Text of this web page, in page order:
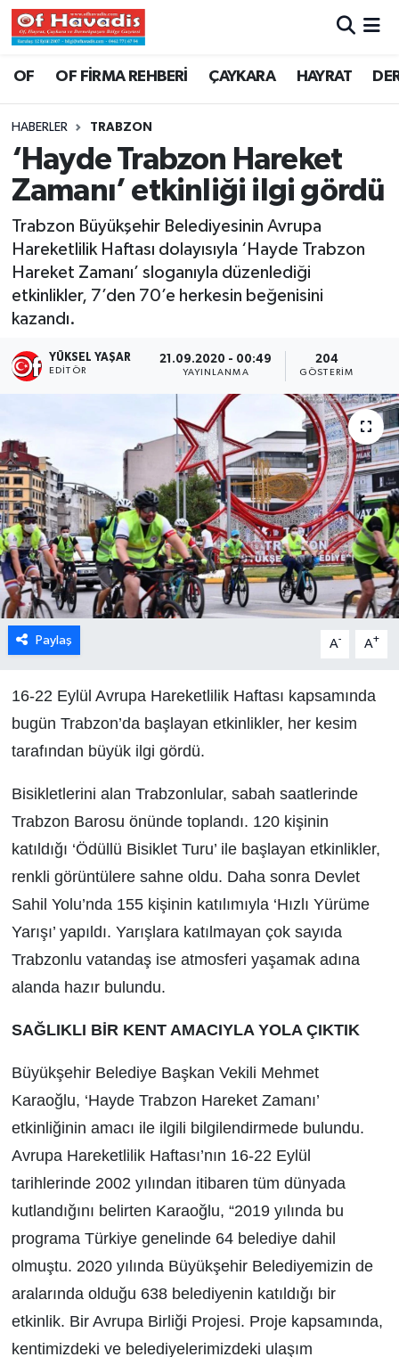
OF OF FİRMA REHBERİ ÇAYKARA HAYRAT
HABERLER TRABZON
‘Hayde Trabzon Hareket
Zamanı’ etkinliği ilgi gördü
Trabzon Büyükşehir Belediyesinin Avrupa
Hareketlilik Haftası dolayısıyla ‘Hayde Trabzon
Hareket Zamanı’ sloganıyla düzenlediği
etkinlikler, 7’den 70’e herkesin beğenisini
kazandı.
YÜKSEL YAŞAR
EDITÖR
21.09.2020 - 00:49
YAYINLANMA
204
GÖSTERIM
Paylaş A- A+
16-22 Eylül Avrupa Hareketlilik Haftası kapsamında
bugün Trabzon’da başlayan etkinlikler, her kesim
tarafından büyük ilgi gördü.
Bisikletlerini alan Trabzonlular, sabah saatlerinde
Trabzon Barosu önünde toplandı. 120 kişinin
katıldığı ‘Ödüllü Bisiklet Turu’ ile başlayan etkinlikler,
renkli görüntülere sahne oldu. Daha sonra Devlet
Sahil Yolu’nda 155 kişinin katılımıyla ‘Hızlı Yürüme
Yarışı’ yapıldı. Yarışlara katılmayan çok sayıda
Trabzonlu vatandaş ise atmosferi yaşamak adına
alanda hazır bulundu.
SAĞLIKLI BİR KENT AMACIYLA YOLA ÇIKTIK
Büyükşehir Belediye Başkan Vekili Mehmet
Karaoğlu, ‘Hayde Trabzon Hareket Zamanı’
etkinliğinin amacı ile ilgili bilgilendirmede bulundu.
Avrupa Hareketlilik Haftası’nın 16-22 Eylül
tarihlerinde 2002 yılından itibaren tüm dünyada
kutlandığını belirten Karaoğlu, “2019 yılında bu
programa Türkiye genelinde 64 belediye dahil
olmuştu. 2020 yılında Büyükşehir Belediyemizin de
aralarında olduğu 638 belediyenin katıldığı bir
etkinlik. Bir Avrupa Birliği Projesi. Proje kapsamında,
kentimizdeki ve belediyelerimizdeki ulaşım
Trabzon Nöbetçi Eczaneler
Trabzon Namaz Vakitleri
Trabzon Trafik Yoğunluk Haritası
Süper Lig Puan Durumu ve Fikstür
Tüm Manşetler